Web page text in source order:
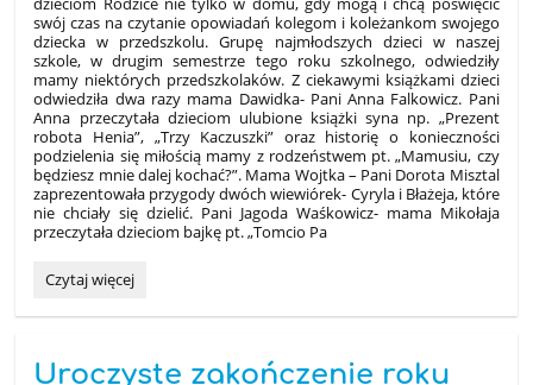
swój czas na czytanie opowiadań kolegom i koleżankom swojego
dziecka w przedszkolu. Grupę najmłodszych dzieci w naszej
szkole, w drugim semestrze tego roku szkolnego, odwiedziły
mamy niektórych przedszkolaków. Z ciekawymi książkami dzieci
odwiedziła dwa razy mama Dawidka- Pani Anna Falkowicz. Pani
Anna przeczytała dzieciom ulubione książki syna np. „Prezent
robota Henia”, „Trzy Kaczuszki” oraz historię o konieczności
podzielenia się miłością mamy z rodzeństwem pt. „Mamusiu, czy
będziesz mnie dalej kochać?”. Mama Wojtka – Pani Dorota Misztal
zaprezentowała przygody dwóch wiewiórek- Cyryla i Błażeja, które
nie chciały się dzielić. Pani Jagoda Waśkowicz- mama Mikołaja
przeczytała dzieciom bajkę pt. „Tomcio Pa
Goście
książkami
przedszkolaków:
Czytaj więcej
Uroczyste zakończenie roku